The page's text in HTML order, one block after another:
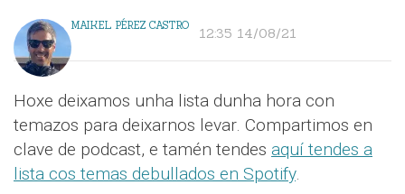
MAIKEL PÉREZ CASTRO 12:35 14/08/21
Hoxe deixamos unha lista dunha hora con
temazos para deixarnos levar. Compartimos en
clave de podcast, e tamén tendes aquí tendes a
lista cos temas debullados en Spotify.